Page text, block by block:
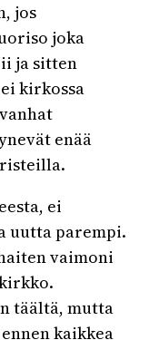
jos
joka
ja sitten
kirkossa
enää
ei
uutta parempi.
vaimoni
täältä, mutta
kaikkea